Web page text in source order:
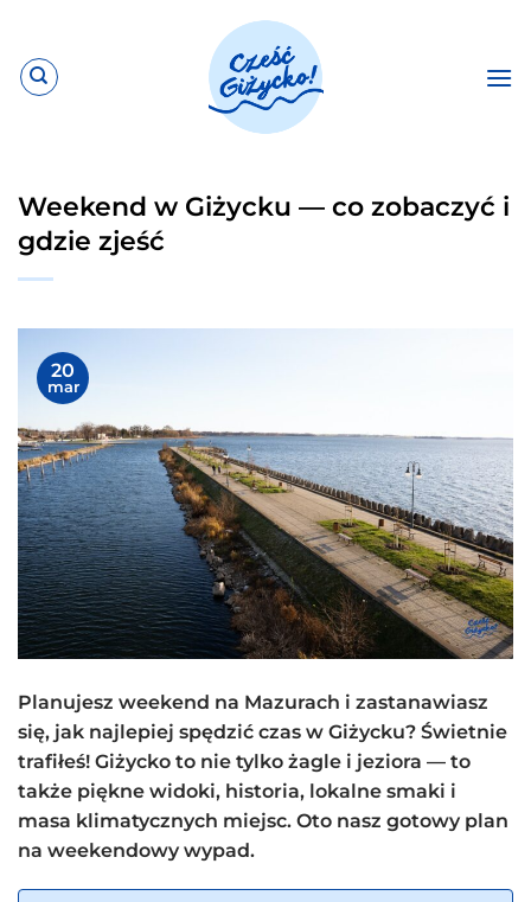
zawartości
Weekend w Giżycku — co zobaczyć i
gdzie zjeść
20
mar
Planujesz weekend na Mazurach i zastanawiasz
się, jak najlepiej spędzić czas w Giżycku? Świetnie
trafiłeś! Giżycko to nie tylko żagle i jeziora — to
także piękne widoki, historia, lokalne smaki i
masa klimatycznych miejsc. Oto nasz gotowy plan
na weekendowy wypad.